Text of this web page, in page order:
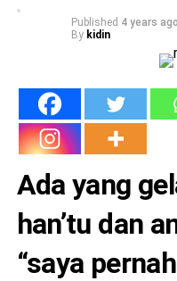
Published 4 years ago
By kidin
Ada yang
han’tu dan
“saya